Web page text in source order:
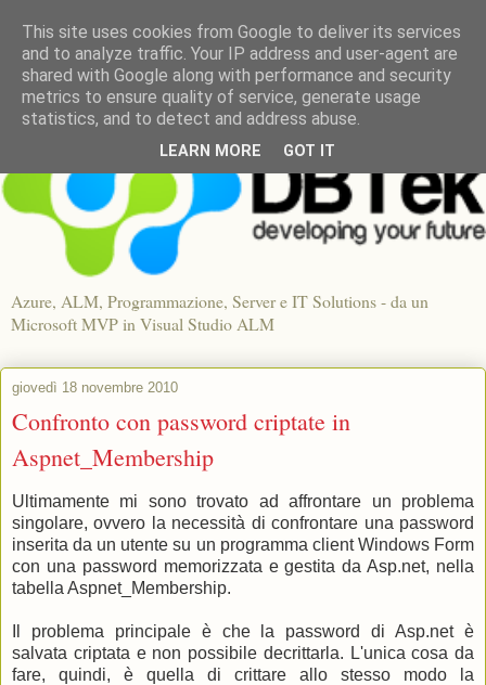
Azure, ALM, Programmazione, Server e IT Solutions - da un
Microsoft MVP in Visual Studio ALM
giovedì 18 novembre 2010
Confronto con password criptate in
Aspnet_Membership
Ultimamente mi sono trovato ad affrontare un problema
singolare, ovvero la necessità di confrontare una password
inserita da un utente su un programma client Windows Form
con una password memorizzata e gestita da Asp.net, nella
tabella Aspnet_Membership.
Il problema principale è che la password di Asp.net è
salvata criptata e non possibile decrittarla. L'unica cosa da
fare, quindi, è quella di crittare allo stesso modo la
This site uses cookies from Google to deliver its services
and to analyze traffic. Your IP address and user-agent are
shared with Google along with performance and security
metrics to ensure quality of service, generate usage
statistics, and to detect and address abuse.
LEARN MORE GOT IT